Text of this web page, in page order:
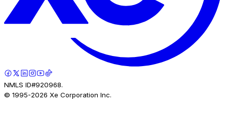
NMLS ID#920968.
© 1995-2026 Xe Corporation Inc.